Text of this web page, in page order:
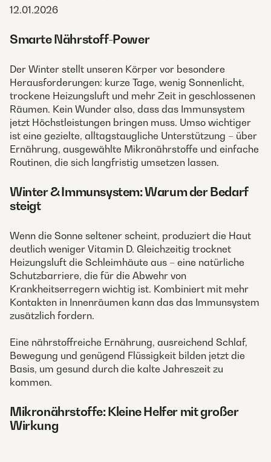
12.01.2026
Smarte Nährstoff-Power
Der Winter stellt unseren Körper vor besondere
Herausforderungen: kurze Tage, wenig Sonnenlicht,
trockene Heizungsluft und mehr Zeit in geschlossenen
Räumen. Kein Wunder also, dass das Immunsystem
jetzt Höchstleistungen bringen muss. Umso wichtiger
ist eine gezielte, alltagstaugliche Unterstützung – über
Ernährung, ausgewählte Mikronährstoffe und einfache
Routinen, die sich langfristig umsetzen lassen.
Winter & Immunsystem: Warum der Bedarf
steigt
Wenn die Sonne seltener scheint, produziert die Haut
deutlich weniger Vitamin D. Gleichzeitig trocknet
Heizungsluft die Schleimhäute aus – eine natürliche
Schutzbarriere, die für die Abwehr von
Krankheitserregern wichtig ist. Kombiniert mit mehr
Kontakten in Innenräumen kann das das Immunsystem
zusätzlich fordern.
Eine nährstoffreiche Ernährung, ausreichend Schlaf,
Bewegung und genügend Flüssigkeit bilden jetzt die
Basis, um gesund durch die kalte Jahreszeit zu
kommen.
Mikronährstoffe: Kleine Helfer mit großer
Wirkung